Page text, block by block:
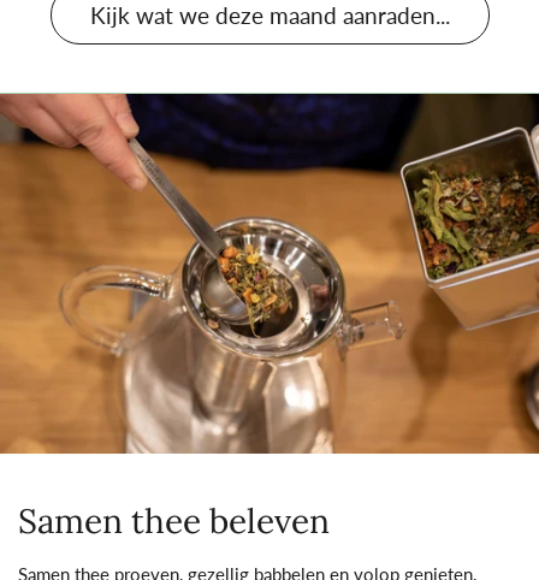
Kijk wat we deze maand aanraden...
Samen thee beleven
Samen thee proeven, gezellig babbelen en volop genieten.